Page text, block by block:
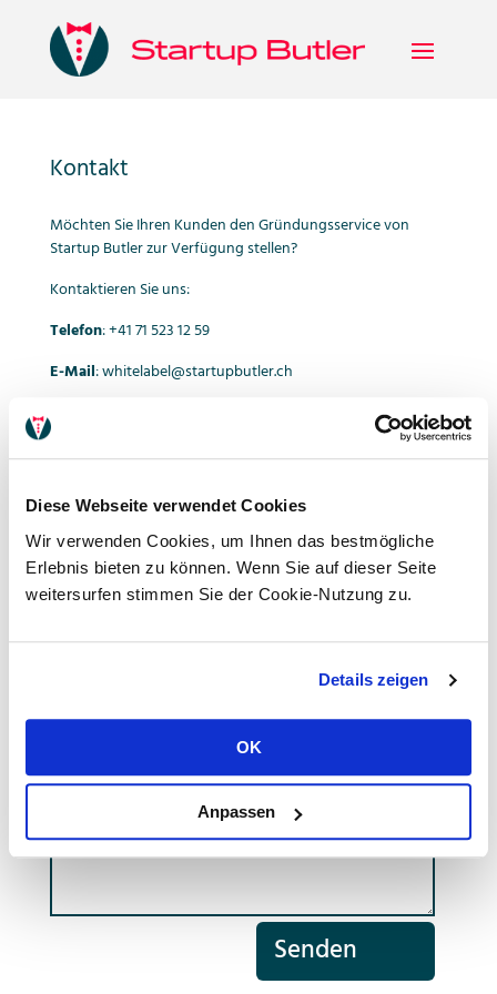
Diese Webseite verwendet Cookies
Wir verwenden Cookies, um Ihnen das bestmögliche
Erlebnis bieten zu können. Wenn Sie auf dieser Seite
weitersurfen stimmen Sie der Cookie-Nutzung zu.
Details zeigen
OK
Anpassen
Kontakt
Möchten Sie Ihren Kunden den Gründungsservice von
Startup Butler zur Verfügung stellen?
Kontaktieren Sie uns:
Telefon: +41 71 523 12 59
E-Mail: whitelabel@startupbutler.ch
Senden